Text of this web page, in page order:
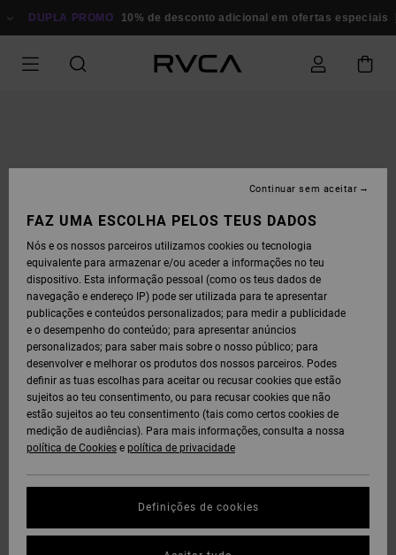
PARA
DUPLA PROMO 10% de desconto adicional em ofertas especiais
FAZ UMA ESCOLHA PELOS TEUS DADOS
Nós e os nossos parceiros utilizamos cookies ou tecnologia
equivalente para armazenar e/ou aceder a informações no teu
dispositivo. Esta informação pessoal (como os teus dados de
navegação e endereço IP) pode ser utilizada para te apresentar
publicações e conteúdos personalizados; para medir a publicidade
e o desempenho do conteúdo; para apresentar anúncios
personalizados; para saber mais sobre o nosso público; para
desenvolver e melhorar os produtos dos nossos parceiros. Podes
definir as tuas escolhas para aceitar ou recusar cookies que estão
sujeitos ao teu consentimento, ou para recusar cookies que não
estão sujeitos ao teu consentimento (tais como certos cookies de
medição de audiências). Para mais informações, consulta a nossa
política de Cookies e política de privacidade
Definições de cookies
Continuar sem aceitar